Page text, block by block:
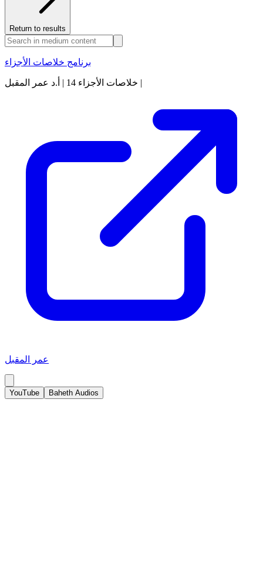
Return to results
برنامج خلاصات الأجزاء
خلاصات الأجزاء 14 | أ.د عمر المقبل |
عمر المقبل
YouTube Baheth Audios